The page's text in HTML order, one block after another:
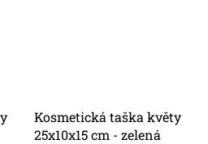
Kosmetická taška květy
25x10x15 cm - zelená